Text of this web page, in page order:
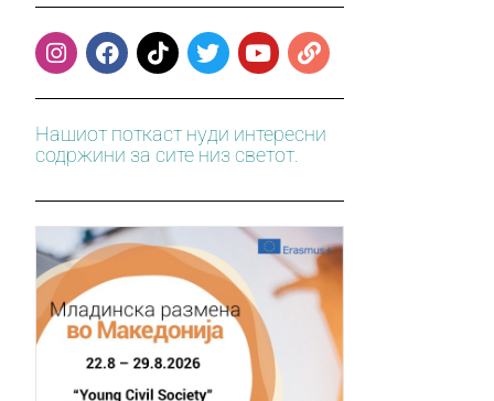
Нашиот поткаст нуди интересни
содржини за сите низ светот.